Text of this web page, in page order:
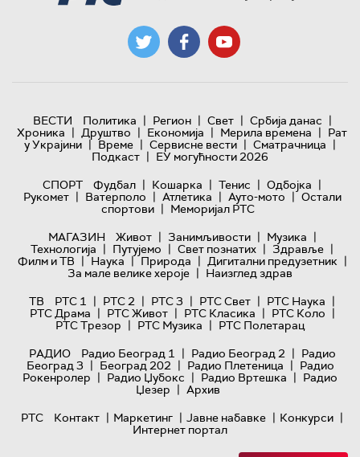
ВЕСТИ Политика | Регион | Свет | Србија данас |
Хроника | Друштво | Економија | Мерила времена | Рат
у Украјини | Време | Сервисне вести | Сматрачница |
Подкаст | ЕУ могућности 2026
СПОРТ
Фудбал | Кошарка | Тенис | Одбојка |
Рукомет | Ватерполо | Атлетика | Ауто-мото | Остали
спортови | Меморијал РТС
МАГАЗИН
Живот | Занимљивости | Музика |
Технологијa | Путујемо | Свет познатих | Здравље |
Филм и ТВ | Наука | Природа | Дигитални предузетник |
За мале велике хероје | Наизглед здрав
ТВ
РТС 1 | РТС 2 | РТС 3 | РТС Свет | РТС Наука |
РТС Драма | РТС Живот | РТС Класика | РТС Коло |
РТС Трезор | РТС Музика | РТС Полетарац
РАДИО
Радио Београд 1 | Радио Београд 2 | Радио
Београд 3 | Београд 202 | Радио Плетеница | Радио
Рокенролер | Радио Џубокс | Радио Вртешка | Радио
Џезер | Архив
РТС
Контакт | Маркетинг | Јавне набавке | Конкурси |
Интернет портал